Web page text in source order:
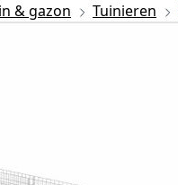
& gazon Tuinieren